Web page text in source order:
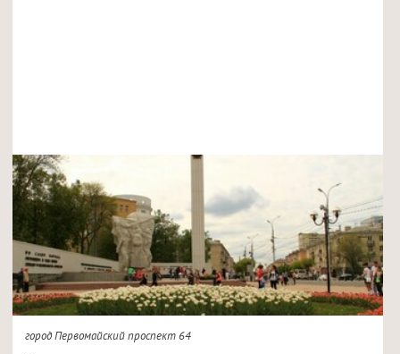
город Первомайский проспект 64